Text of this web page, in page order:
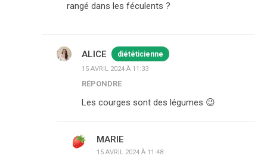
rangé dans les féculents ?
ALICE diététicienne
15 AVRIL 2024 À 11:33
RÉPONDRE
Les courges sont des légumes 😉
MARIE
15 AVRIL 2024 À 11:48